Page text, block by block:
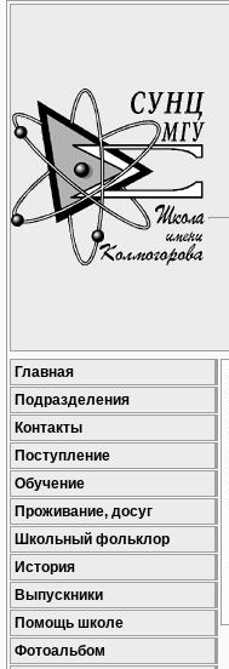
Главная
Подразделения
Контакты
Поступление
Обучение
Проживание, досуг
Школьный фольклор
История
Выпускники
Помощь школе
Фотоальбом